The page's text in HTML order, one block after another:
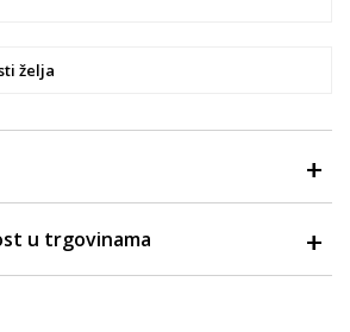
želja
u trgovinama